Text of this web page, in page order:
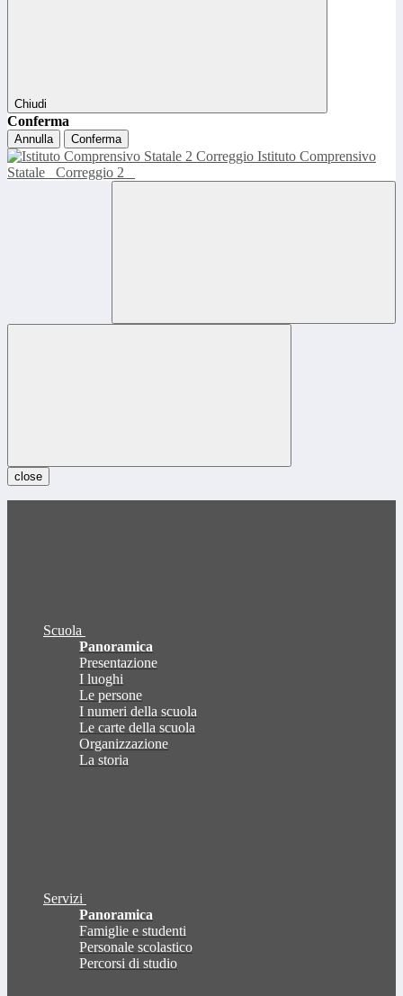
Chiudi
Conferma
Annulla Conferma
Istituto Comprensivo
Statale
Correggio 2
close
Scuola
Panoramica
Presentazione
I luoghi
Le persone
I numeri della scuola
Le carte della scuola
Organizzazione
La storia
Servizi
Panoramica
Famiglie e studenti
Personale scolastico
Percorsi di studio